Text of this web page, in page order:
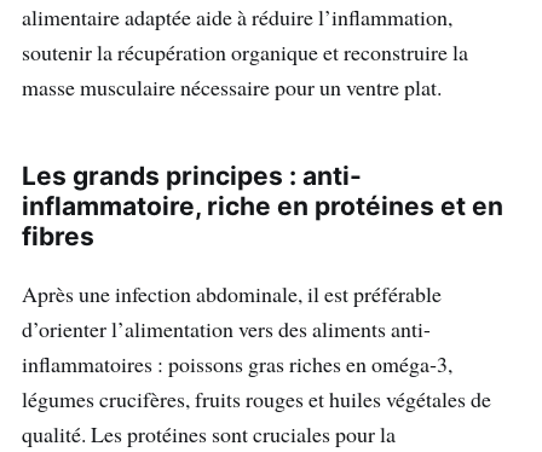
alimentaire adaptée aide à réduire l’inflammation,
soutenir la récupération organique et reconstruire la
masse musculaire nécessaire pour un ventre plat.
Les grands principes : anti-
inflammatoire, riche en protéines et en
fibres
Après une infection abdominale, il est préférable
d’orienter l’alimentation vers des aliments anti-
inflammatoires : poissons gras riches en oméga‑3,
légumes crucifères, fruits rouges et huiles végétales de
qualité. Les protéines sont cruciales pour la